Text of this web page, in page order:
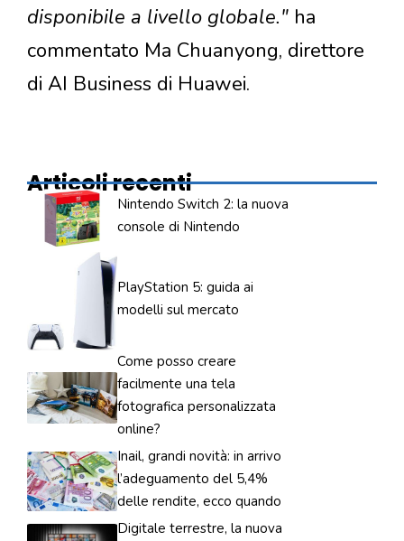
disponibile a livello globale." ha
commentato Ma Chuanyong, direttore
di AI Business di Huawei.
Articoli recenti
Nintendo Switch 2: la nuova
console di Nintendo
PlayStation 5: guida ai
modelli sul mercato
Come posso creare
facilmente una tela
fotografica personalizzata
online?
Inail, grandi novità: in arrivo
l’adeguamento del 5,4%
delle rendite, ecco quando
Digitale terrestre, la nuova